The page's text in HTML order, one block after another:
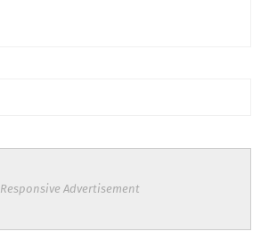
Responsive Advertisement